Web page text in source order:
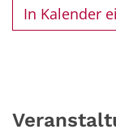
In Kalender